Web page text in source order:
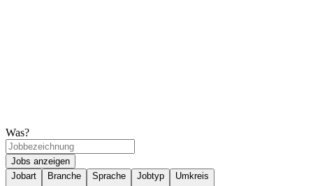
Was?
Jobs anzeigen
Jobart
Branche Sprache Jobtyp Umkreis